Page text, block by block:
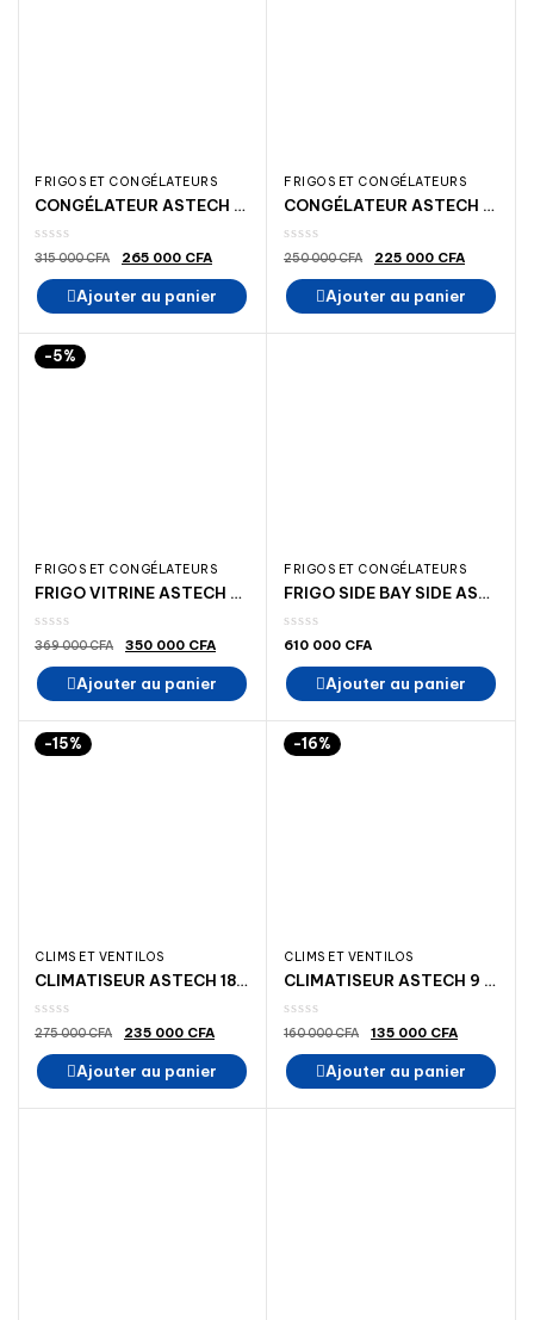
FRIGOS ET CONGÉLATEURS
CONGÉLATEUR ASTECH 500LIT A+
315 000CFA Le
prix
initial
était :
265 000 CFA
actuel
est :
265
Ajouter au panier
FRIGOS ET CONGÉLATEURS
CONGÉLATEUR ASTECH CH 400S A+
250 000CFA Le
prix
initial
était :
225 000 CFA
actuel
est :
225
Ajouter au panier
-5%
FRIGOS ET CONGÉLATEURS
FRIGO VITRINE ASTECH FV 380V GRANDE MODÈLE
369 000CFA Le
prix
initial
était :
350 000 CFA
actuel
est :
350
Ajouter au panier
FRIGOS ET CONGÉLATEURS
FRIGO SIDE BAY SIDE ASTECH 590 LITRES A+
610 000 CFA
Ajouter au panier
-15%
CLIMS ET VENTILOS
CLIMATISEUR ASTECH 18 000 BTU 2,5 CVR410 A++ MADINA ELECTROMENAGER DAKAR
275 000CFA Le
prix
initial
était :
235 000 CFA
actuel
est :
235
Ajouter au panier
-16%
CLIMS ET VENTILOS
CLIMATISEUR ASTECH 9 000 BTU 1 CV SPLT ASTECH Madina Electromenar
160 000CFA Le
prix
initial
était :
135 000 CFA
actuel
est :
135
Ajouter au panier